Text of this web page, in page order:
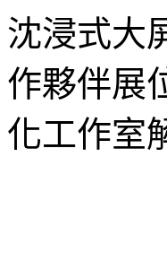
沈浸式大
作夥伴展
化工作室